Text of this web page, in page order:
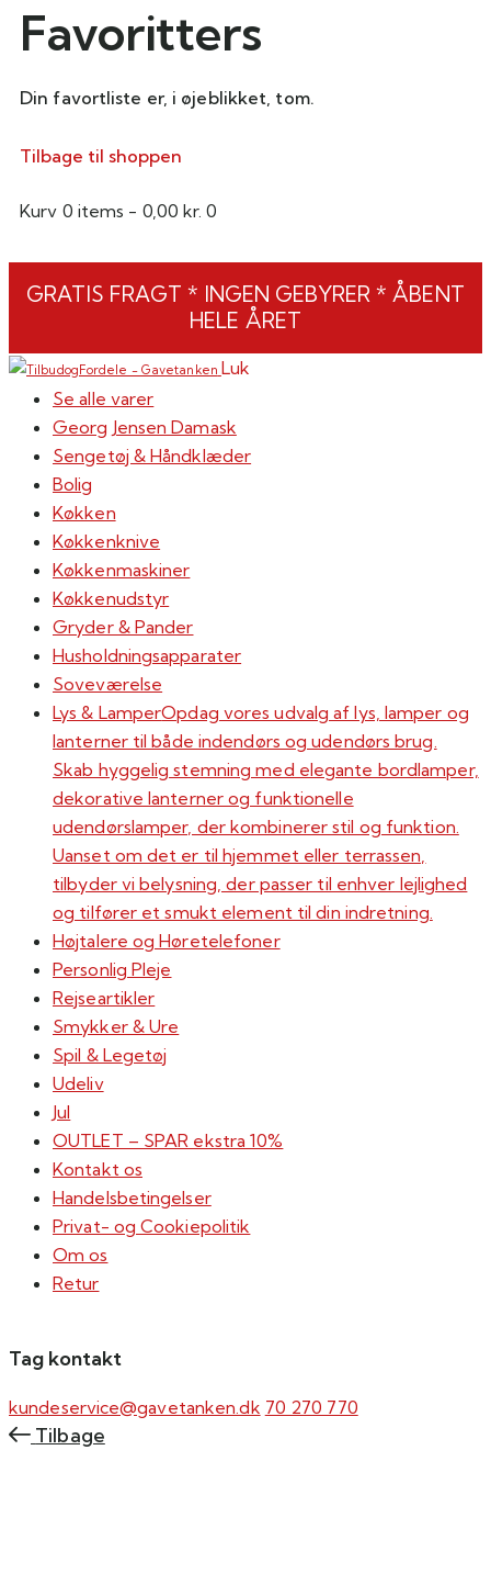
Favoritters
Din favortliste er, i øjeblikket, tom.
Tilbage til shoppen
Kurv 0 items - 0,00 kr. 0
GRATIS FRAGT * INGEN GEBYRER * ÅBENT
HELE ÅRET
Luk
Se alle varer
Georg Jensen Damask
Sengetøj & Håndklæder
Bolig
Køkken
Køkkenknive
Køkkenmaskiner
Køkkenudstyr
Gryder & Pander
Husholdningsapparater
Soveværelse
Lys & LamperOpdag vores udvalg af lys, lamper og
lanterner til både indendørs og udendørs brug.
Skab hyggelig stemning med elegante bordlamper,
dekorative lanterner og funktionelle
udendørslamper, der kombinerer stil og funktion.
Uanset om det er til hjemmet eller terrassen,
tilbyder vi belysning, der passer til enhver lejlighed
og tilfører et smukt element til din indretning.
Højtalere og Høretelefoner
Personlig Pleje
Rejseartikler
Smykker & Ure
Spil & Legetøj
Udeliv
Jul
OUTLET – SPAR ekstra 10%
Kontakt os
Handelsbetingelser
Privat- og Cookiepolitik
Om os
Retur
Tag kontakt
kundeservice@gavetanken.dk 70 270 770
Tilbage